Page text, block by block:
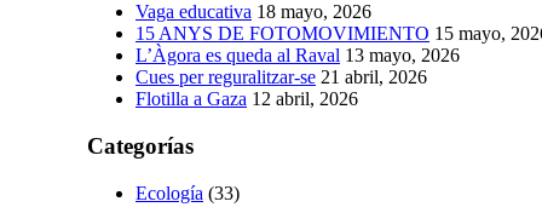
Vaga educativa 18 mayo, 2026
15 ANYS DE FOTOMOVIMIENTO 15 mayo,
L’Àgora es queda al Raval 13 mayo, 2026
Cues per reguralitzar-se 21 abril, 2026
Flotilla a Gaza 12 abril, 2026
Categorías
Ecología (33)